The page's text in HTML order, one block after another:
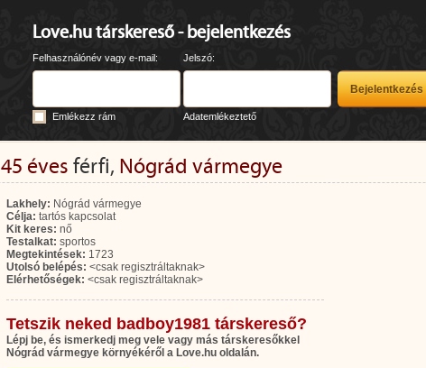
Love.hu társkereső - bejelentkezés
Felhasználónév vagy e-mail: Jelszó:
Emlékezz rám Adatemlékeztető
45 éves férfi, Nógrád vármegye
Lakhely: Nógrád vármegye
Célja: tartós kapcsolat
Kit keres: nő
Testalkat: sportos
Megtekintések: 1723
Utolsó belépés: <csak regisztráltaknak>
Elérhetőségek: <csak regisztráltaknak>
Tetszik neked badboy1981 társkereső?
Lépj be, és ismerkedj meg vele vagy más társkeresőkkel
Nógrád vármegye környékéről a Love.hu oldalán.